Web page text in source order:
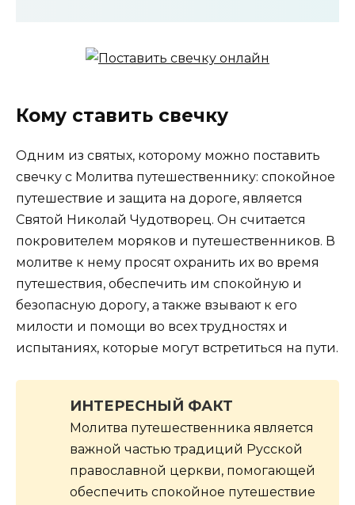
Кому ставить свечку
Одним из святых, которому можно поставить
свечку с Молитва путешественнику: спокойное
путешествие и защита на дороге, является
Святой Николай Чудотворец. Он считается
покровителем моряков и путешественников. В
молитве к нему просят охранить их во время
путешествия, обеспечить им спокойную и
безопасную дорогу, а также взывают к его
милости и помощи во всех трудностях и
испытаниях, которые могут встретиться на пути.
ИНТЕРЕСНЫЙ ФАКТ
Молитва путешественника является
важной частью традиций Русской
православной церкви, помогающей
обеспечить спокойное путешествие